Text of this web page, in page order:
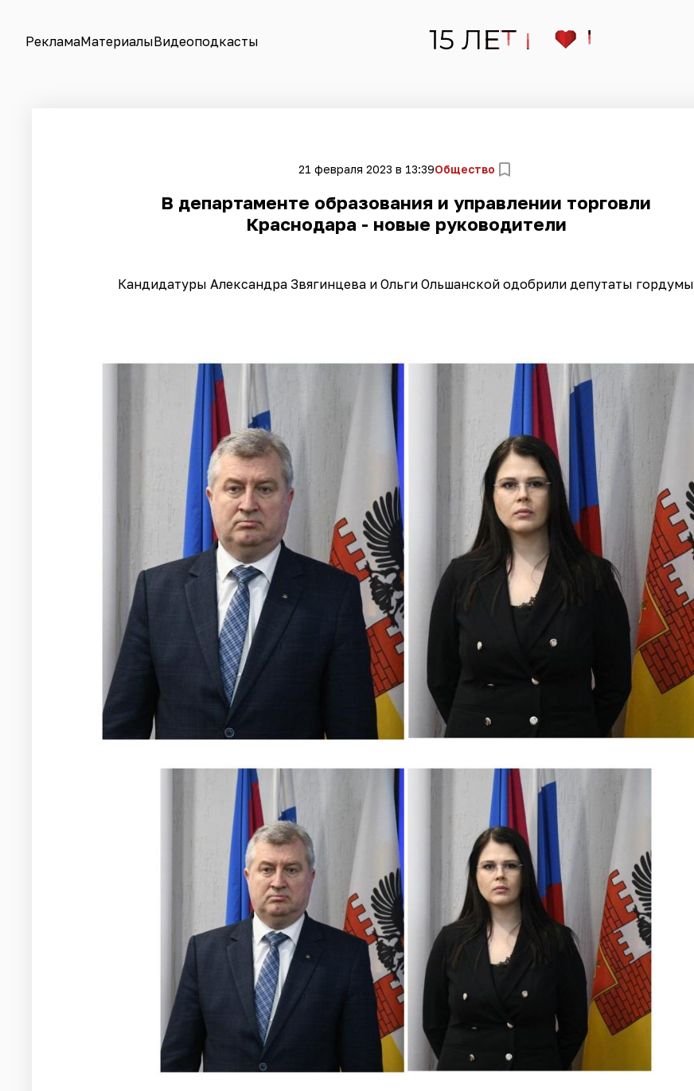
РекламаМатериалыВидеоподкасты
21 февраля 2023 в 13:39Общество
В департаменте образования и управлении торговли
Краснодара - новые руководители
Кандидатуры Александра Звягинцева и Ольги Ольшанской одобрили депутаты гордумы